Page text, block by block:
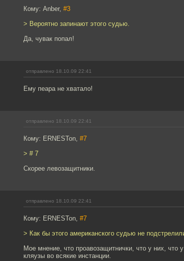
Кому: Anber, #3
> Вероятно запинают этого судью.
Да, чувак попал!
отправлено 18.10.09 22:41
Ему пеара не хватало!
отправлено 18.10.09 22:41
Кому: ERNESTon, #7
> # 7
Скорее левозащитники.
отправлено 18.10.09 22:41
Кому: ERNESTon, #7
> Как бы этого американского судью не
Мое мнение, что проавозащитнички, что у них, что
кляузы во всякие инстанции.